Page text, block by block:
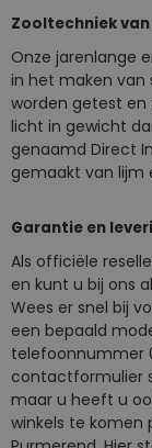
Zooltechniek van
Onze jarenlange
in het maken van
worden getest en
licht in gewicht
genaamd Direct
gemaakt van lijm
Garantie en
Als officiële
en kunt u bij ons
Wees er snel bij
een bepaald
telefoonnummer
contactformulier
maar u heeft u
winkels te komen